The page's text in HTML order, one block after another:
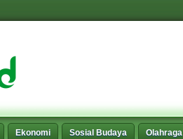
Ekonomi Sosial Budaya Olahraga